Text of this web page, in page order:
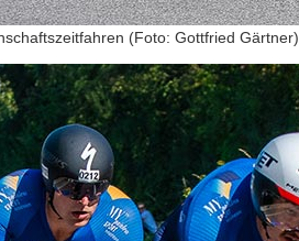
(Foto: Gottfried Gärtner)